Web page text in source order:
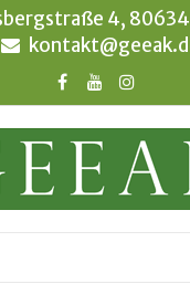
4,